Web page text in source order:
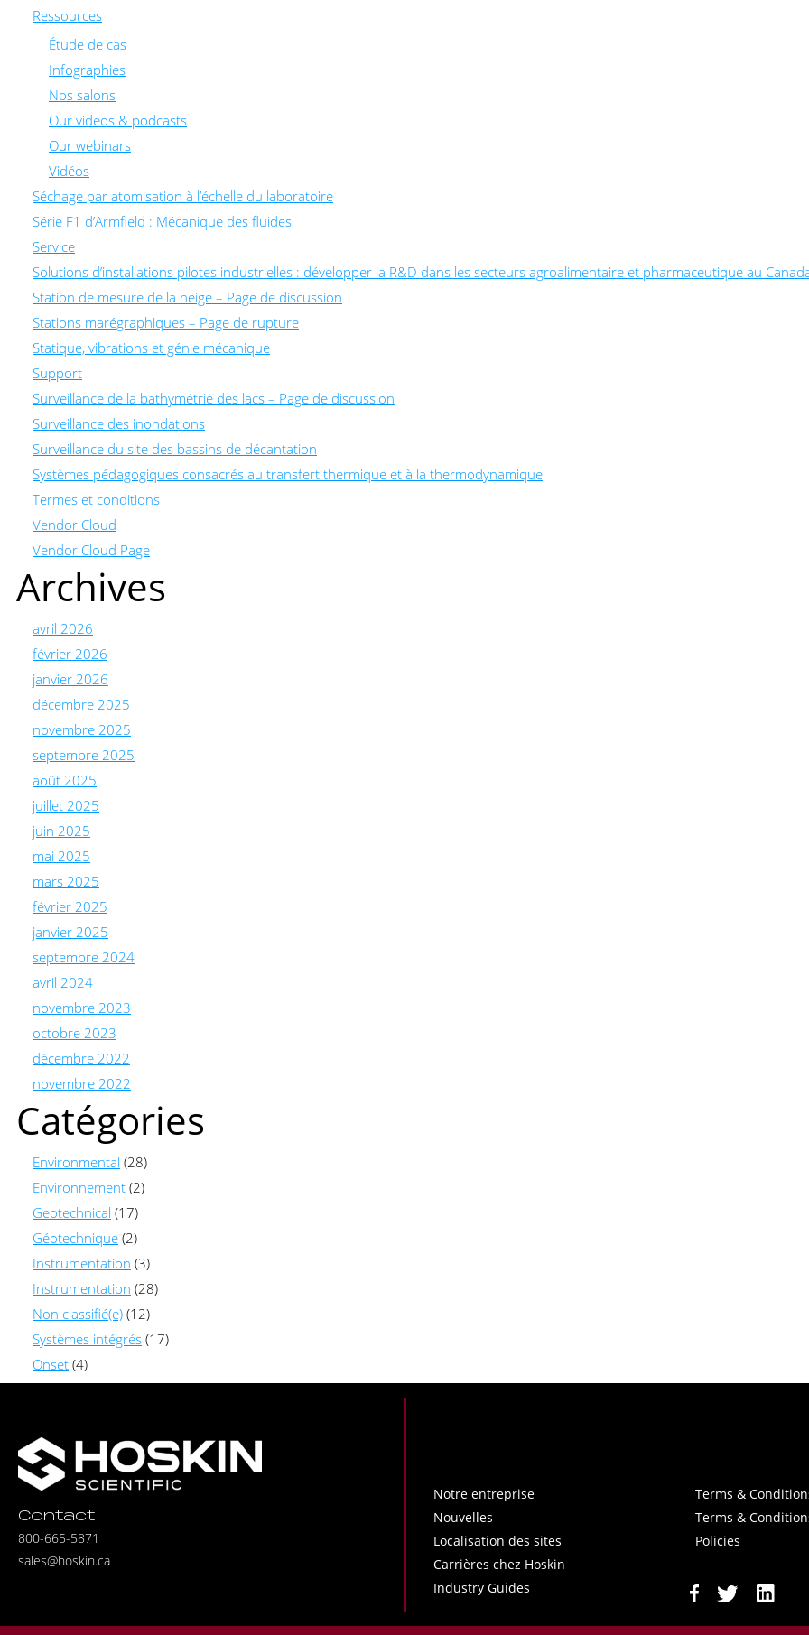
Ressources
Étude de cas
Infographies
Nos salons
Our videos & podcasts
Our webinars
Vidéos
Séchage par atomisation à l’échelle du laboratoire
Série F1 d’Armfield : Mécanique des fluides
Service
Solutions d’installations pilotes industrielles : développer la R&D dans les secteurs agroalimentaire et pharmaceutique au
Station de mesure de la neige – Page de discussion
Stations marégraphiques – Page de rupture
Statique, vibrations et génie mécanique
Support
Surveillance de la bathymétrie des lacs – Page de discussion
Surveillance des inondations
Surveillance du site des bassins de décantation
Systèmes pédagogiques consacrés au transfert thermique et à la thermodynamique
Termes et conditions
Vendor Cloud
Vendor Cloud Page
Archives
avril 2026
février 2026
janvier 2026
décembre 2025
novembre 2025
septembre 2025
août 2025
juillet 2025
juin 2025
mai 2025
mars 2025
février 2025
janvier 2025
septembre 2024
avril 2024
novembre 2023
octobre 2023
décembre 2022
novembre 2022
Catégories
Environmental (28)
Environnement (2)
Geotechnical (17)
Géotechnique (2)
Instrumentation (3)
Instrumentation (28)
Non classifié(e) (12)
Systèmes intégrés (17)
Onset (4)
Contact
800-665-5871
sales@hoskin.ca
Notre entreprise
Nouvelles
Localisation des sites
Carrières chez Hoskin
Industry Guides
Terms &
Terms &
Policies